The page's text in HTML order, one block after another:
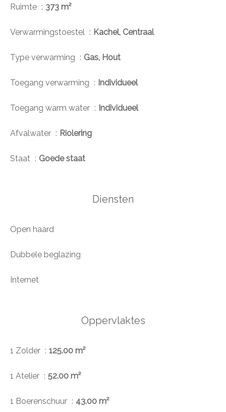
Ruimte 373 m²
Verwarmingstoestel Kachel, Centraal
Type verwarming Gas, Hout
Toegang verwarming Individueel
Toegang warm water Individueel
Afvalwater Riolering
Staat Goede staat
Diensten
Open haard
Dubbele beglazing
Internet
Oppervlaktes
1 Zolder 125.00 m²
1 Atelier 52.00 m²
1 Boerenschuur 43.00 m²